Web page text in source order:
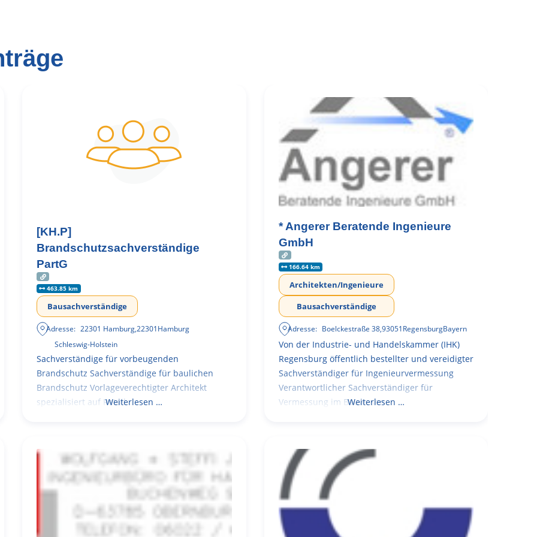
[KH.P]
Brandschutzsachverständige
PartG
463.85 km
Bausachverständige
Adresse: 22301 Hamburg,22301Hamburg
Schleswig-Holstein
Sachverständige für vorbeugenden
Brandschutz Sachverständige für baulichen
Brandschutz Vorlageverechtigter Architekt
spezialisiert auf RetailWeiterlesen …
* Angerer Beratende Ingenieure
GmbH
166.64 km
Architekten/Ingenieure
Bausachverständige
Adresse: Boelckestraße 38,93051RegensburgBayern
Von der Industrie- und Handelskammer (IHK)
Regensburg öffentlich bestellter und vereidigter
Sachverständiger für Ingenieurvermessung
Verantwortlicher Sachverständiger für
Vermessung im Bauwesen
Weiterlesen …